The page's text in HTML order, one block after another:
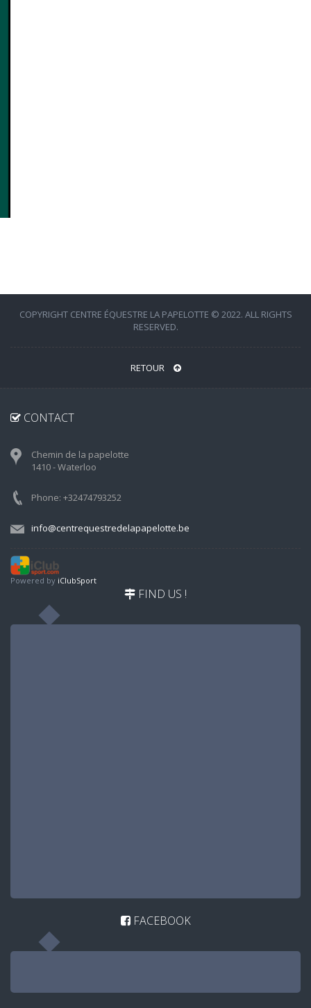
COPYRIGHT CENTRE ÉQUESTRE LA PAPELOTTE © 2022. ALL RIGHTS
RESERVED.
RETOUR
CONTACT
Chemin de la papelotte
1410 - Waterloo
Phone: +32474793252
info@centrequestredelapapelotte.be
Powered by iClubSport
FIND US !
FACEBOOK